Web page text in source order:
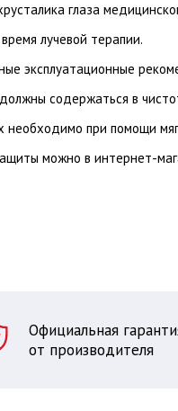
глаза
лучевой терапии.
эксплуатационные
содержаться в
необходимо при помощи
можно в интернет-
Официальная
от производителя